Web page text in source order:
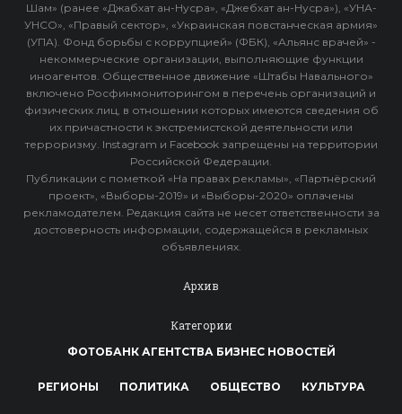
Шам» (ранее «Джабхат ан-Нусра», «Джебхат ан-Нусра»), «УНА-
УНСО», «Правый сектор», «Украинская повстанческая армия»
(УПА). Фонд борьбы с коррупцией» (ФБК), «Альянс врачей» -
некоммерческие организации, выполняющие функции
иноагентов. Общественное движение «Штабы Навального»
включено Росфинмониторингом в перечень организаций и
физических лиц, в отношении которых имеются сведения об
их причастности к экстремистской деятельности или
терроризму. Instagram и Facebook запрещены на территории
Российской Федерации.
Публикации с пометкой «На правах рекламы», «Партнёрский
проект», «Выборы-2019» и «Выборы-2020» оплачены
рекламодателем. Редакция сайта не несет ответственности за
достоверность информации, содержащейся в рекламных
объявлениях.
Архив
Категории
ФОТОБАНК АГЕНТСТВА БИЗНЕС НОВОСТЕЙ
РЕГИОНЫ ПОЛИТИКА ОБЩЕСТВО КУЛЬТУРА